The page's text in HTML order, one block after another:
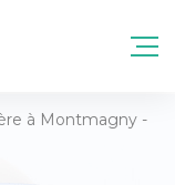
à Montmagny -